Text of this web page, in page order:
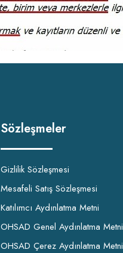
Sözleşmeler
Gizlilik Sözleşmesi
Mesafeli Satış Sözleşmesi
Katılımcı Aydınlatma Metni
OHSAD Genel Aydınlatma Metni
OHSAD Çerez Aydınlatma Metni